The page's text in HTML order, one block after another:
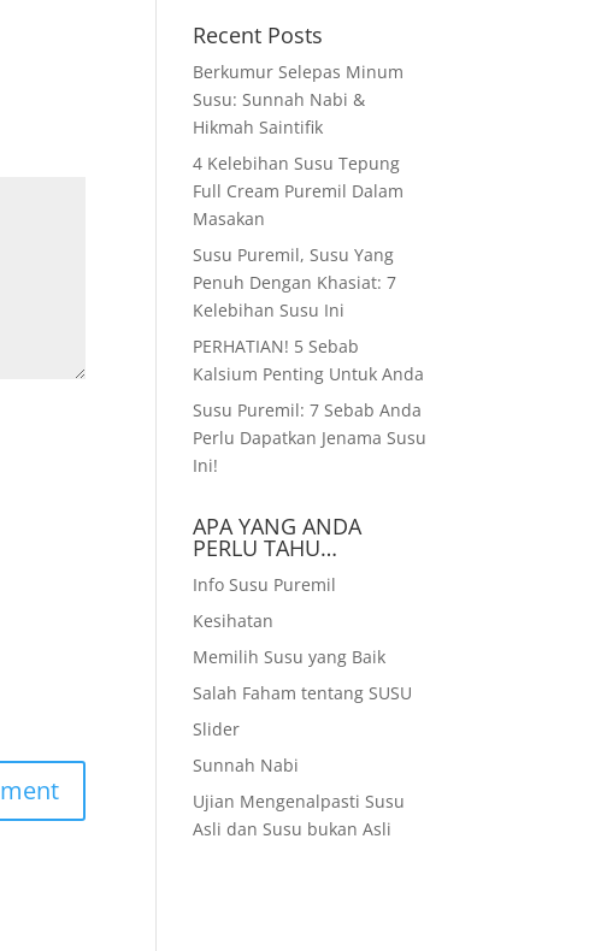
Recent Posts
Berkumur Selepas Minum
Susu: Sunnah Nabi &
Hikmah Saintifik
4 Kelebihan Susu Tepung
Full Cream Puremil Dalam
Masakan
Susu Puremil, Susu Yang
Penuh Dengan Khasiat: 7
Kelebihan Susu Ini
PERHATIAN! 5 Sebab
Kalsium Penting Untuk Anda
Susu Puremil: 7 Sebab Anda
Perlu Dapatkan Jenama Susu
Ini!
APA YANG ANDA
PERLU TAHU…
Info Susu Puremil
Kesihatan
Memilih Susu yang Baik
Salah Faham tentang SUSU
Slider
Sunnah Nabi
Ujian Mengenalpasti Susu
Asli dan Susu bukan Asli